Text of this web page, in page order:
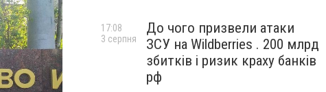
До чого призвели атаки
ЗСУ на Wildberries . 200 млрд
збитків і ризик краху банків
рф
17:08
3 серпня